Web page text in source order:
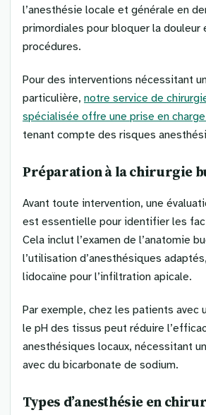
l’anesthésie locale et générale en
primordiales pour bloquer la
procédures.
Pour des interventions nécessitant
particulière, notre service de
spécialisée offre une prise en
tenant compte des risques
Préparation à la chirurgie
Avant toute intervention, une
est essentielle pour identifier les
Cela inclut l’examen de l’anatomie
l’utilisation d’anesthésiques
lidocaïne pour l’infiltration apicale.
Par exemple, chez les patients avec
le pH des tissus peut réduire
anesthésiques locaux, nécessitant
avec du bicarbonate de sodium.
Types d’anesthésie en